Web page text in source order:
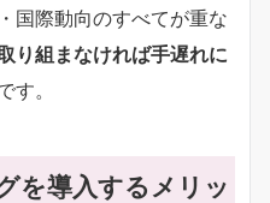
国際動向のすべてが重な
り組まなければ手遅れに
す。
を導入するメリッ